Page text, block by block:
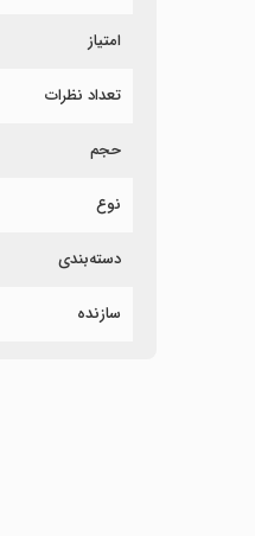
امتیاز
تعداد نظرات
حجم
نوع
دسته‌بندی
سازنده